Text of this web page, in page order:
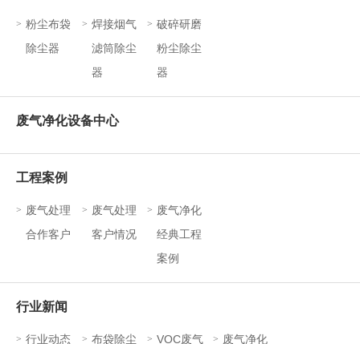
> 粉尘布袋
除尘器
> 焊接烟气
滤筒除尘
器
> 破碎研磨
粉尘除尘
器
废气净化设备中心
工程案例
> 废气处理
合作客户
> 废气处理
客户情况
> 废气净化
经典工程
案例
行业新闻
> 行业动态 > 布袋除尘 > VOC废气 > 废气净化